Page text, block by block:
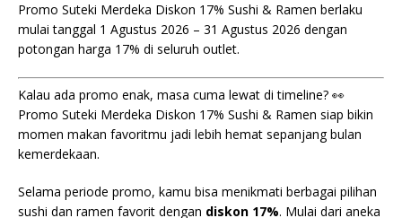
Promo Suteki Merdeka Diskon 17% Sushi & Ramen berlaku
mulai tanggal 1 Agustus 2026 – 31 Agustus 2026 dengan
potongan harga 17% di seluruh outlet.
Kalau ada promo enak, masa cuma lewat di timeline? 👀
Promo Suteki Merdeka Diskon 17% Sushi & Ramen siap bikin
momen makan favoritmu jadi lebih hemat sepanjang bulan
kemerdekaan.
Selama periode promo, kamu bisa menikmati berbagai pilihan
sushi dan ramen favorit dengan diskon 17%. Mulai dari aneka